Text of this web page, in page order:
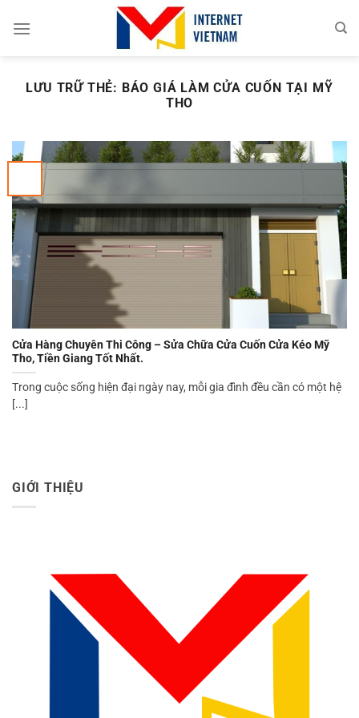
đến
LƯU TRỮ THẺ: BÁO GIÁ LÀM CỬA CUỐN TẠI MỸ
THO
Cửa Hàng Chuyên Thi Công – Sửa Chữa Cửa Cuốn Cửa Kéo Mỹ
Tho, Tiền Giang Tốt Nhất.
Trong cuộc sống hiện đại ngày nay, mỗi gia đình đều cần có một hệ
[...]
GIỚI THIỆU